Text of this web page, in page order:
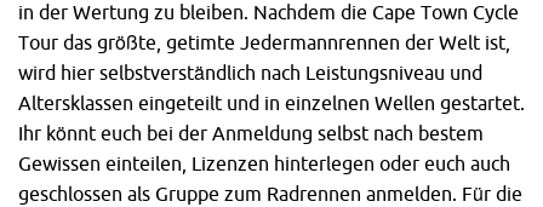
in der Wertung zu bleiben. Nachdem die Cape Town Cycle
Tour das größte, getimte Jedermannrennen der Welt ist,
wird hier selbstverständlich nach Leistungsniveau und
Altersklassen eingeteilt und in einzelnen Wellen gestartet.
Ihr könnt euch bei der Anmeldung selbst nach bestem
Gewissen einteilen, Lizenzen hinterlegen oder euch auch
geschlossen als Gruppe zum Radrennen anmelden. Für die